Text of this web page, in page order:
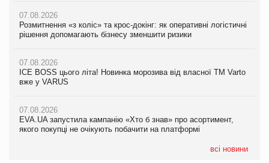
07.08.2026
Розмитнення «з коліс» та крос-докінг: як оперативні логістичні
рішення допомагають бізнесу зменшити ризики
07.08.2026
ICE BOSS цього літа! Новинка морозива від власної ТМ Varto
вже у VARUS
07.08.2026
EVA.UA запустила кампанію «Хто б знав» про асортимент,
якого покупці не очікують побачити на платформі
всі новини
07.08.2026
Розмитнення «з коліс» та крос-докінг: як оперативні логістичні
рішення допомагають бізнесу зменшити ризики
07.08.2026
ICE BOSS цього літа! Новинка морозива від власної ТМ Varto
вже у VARUS
07.08.2026
EVA.UA запустила кампанію «Хто б знав» про асортимент,
якого покупці не очікують побачити на платформі
07.08.2026
Kraft Heinz скоротила збиток у першому півріччі
Продажі Hugo Boss впали на 9%